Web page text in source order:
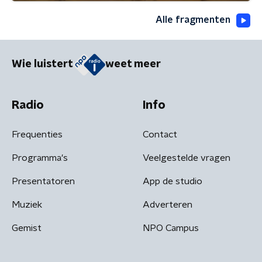
Alle fragmenten
Wie luistert weet meer
Radio
Frequenties
Programma's
Presentatoren
Muziek
Gemist
Info
Contact
Veelgestelde vragen
App de studio
Adverteren
NPO Campus